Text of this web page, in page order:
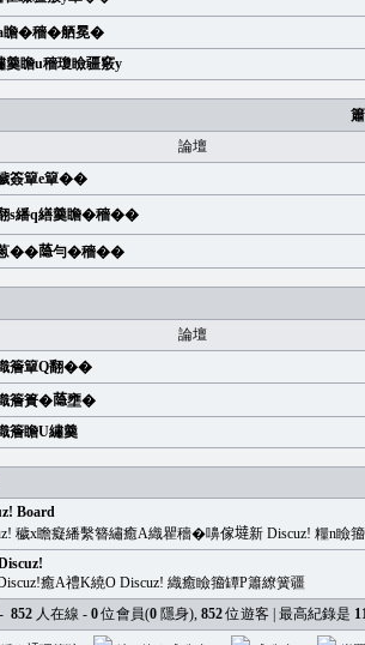
瞻�穡�舾冕�
羹瞻u穡瓊瞼疆竅y
論壇
簽簞e簞��
s繙q繕羹瞻�穡��
��𦻕勻�穡��
論壇
簷簞Q翻��
簷簣�𦻕壅�
簷瞻U繡羹
Board
穢x瞻癡繙繫簪繡癒A織瞿穡�嚊傢𡐿新 Discuz! 糧n
癒A禮K繞O Discuz! 織癒瞼籀罈P簫繚簧疆
- 852 人在線 - 0位會員(0 隱身), 852位遊客 | 最高紀錄是